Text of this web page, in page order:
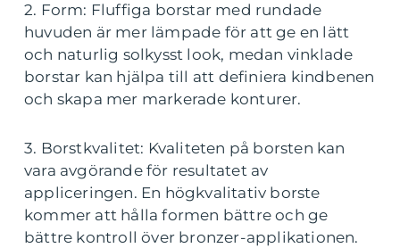
2. Form: Fluffiga borstar med rundade
huvuden är mer lämpade för att ge en lätt
och naturlig solkysst look, medan vinklade
borstar kan hjälpa till att definiera kindbenen
och skapa mer markerade konturer.
3. Borstkvalitet: Kvaliteten på borsten kan
vara avgörande för resultatet av
appliceringen. En högkvalitativ borste
kommer att hålla formen bättre och ge
bättre kontroll över bronzer-applikationen.